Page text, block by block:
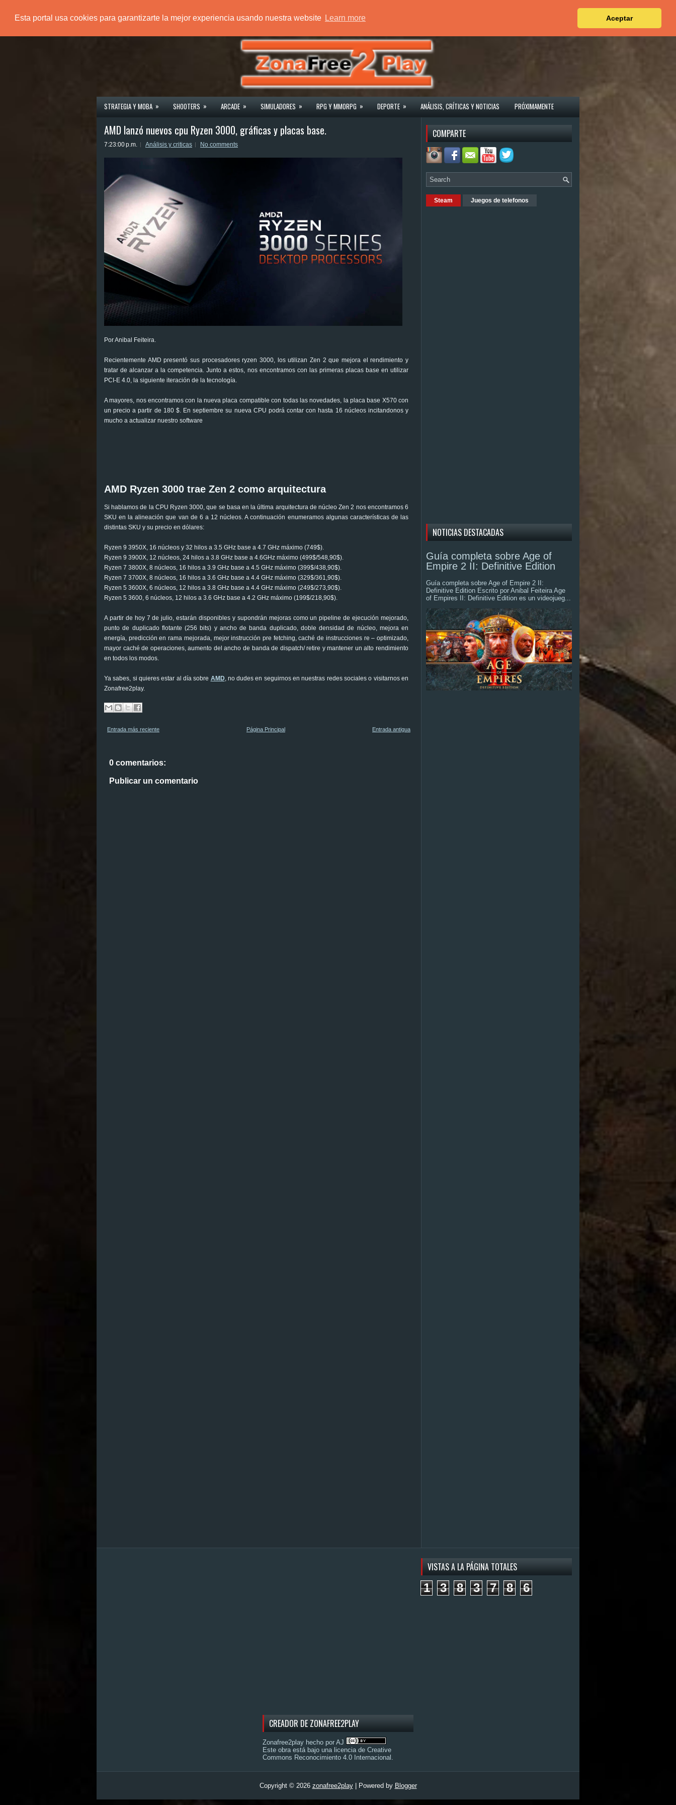
Esta portal usa cookies para garantizarte la mejor experiencia usando nuestra website Learn more Aceptar
PÁGINA PRINCIPAL
STRATEGIA Y MOBA » SHOOTERS » ARCADE » SIMULADORES » RPG Y MMORPG » DEPORTE » ANÁLISIS, CRÍTICAS Y NOTICIAS PRÓXIMAMENTE
AMD lanzó nuevos cpu Ryzen 3000, gráficas y placas base.
7:23:00 p.m. Análisis y criticas No comments
Por Anibal Feiteira.
Recientemente AMD presentó sus procesadores ryzen 3000, los utilizan Zen 2 que mejora el rendimiento y
tratar de alcanzar a la competencia. Junto a estos, nos encontramos con las primeras placas base en utilizar
PCI-E 4.0, la siguiente iteración de la tecnología.
A mayores, nos encontramos con la nueva placa compatible con todas las novedades, la placa base X570 con
un precio a partir de 180 $. En septiembre su nueva CPU podrá contar con hasta 16 núcleos incitandonos y
mucho a actualizar nuestro software
AMD Ryzen 3000 trae Zen 2 como arquitectura
Si hablamos de la CPU Ryzen 3000, que se basa en la última arquitectura de núcleo Zen 2 nos encontramos 6
SKU en la alineación que van de 6 a 12 núcleos. A continuación enumeramos algunas características de las
distintas SKU y su precio en dólares:
Ryzen 9 3950X, 16 núcleos y 32 hilos a 3.5 GHz base a 4.7 GHz máximo (749$).
Ryzen 9 3900X, 12 núcleos, 24 hilos a 3.8 GHz base a 4.6GHz máximo (499$/548,90$).
Ryzen 7 3800X, 8 núcleos, 16 hilos a 3.9 GHz base a 4.5 GHz máximo (399$/438,90$).
Ryzen 7 3700X, 8 núcleos, 16 hilos a 3.6 GHz base a 4.4 GHz máximo (329$/361,90$).
Ryzen 5 3600X, 6 núcleos, 12 hilos a 3.8 GHz base a 4.4 GHz máximo (249$/273,90$).
Ryzen 5 3600, 6 núcleos, 12 hilos a 3.6 GHz base a 4.2 GHz máximo (199$/218,90$).
A partir de hoy 7 de julio, estarán disponibles y supondrán mejoras como un pipeline de ejecución mejorado,
punto de duplicado flotante (256 bits) y ancho de banda duplicado, doble densidad de núcleo, mejora en
energía, predicción en rama mejorada, mejor instrucción pre fetching, caché de instrucciones re – optimizado,
mayor caché de operaciones, aumento del ancho de banda de dispatch/ retire y mantener un alto rendimiento
en todos los modos.
Ya sabes, si quieres estar al día sobre AMD , no dudes en seguirnos en nuestras redes sociales o visitarnos en
Zonafree2play.
Entrada más reciente Entrada antigua
Página Principal
0 comentarios:
Publicar un comentario
COMPARTE
Steam Juegos de telefonos
NOTICIAS DESTACADAS
Guía completa sobre Age of
Empire 2 II: Definitive Edition
Guía completa sobre Age of Empire 2 II:
Definitive Edition Escrito por Anibal Feiteira Age
of Empires II: Definitive Edition es un videojueg...
CREADOR DE ZONAFREE2PLAY
Zonafree2play hecho por AJ
Este obra está bajo una licencia de Creative
Commons Reconocimiento 4.0 Internacional .
VISTAS A LA PÁGINA TOTALES
1 3 8 3 7 8 6
Copyright © 2026 zonafree2play| Powered by Blogger